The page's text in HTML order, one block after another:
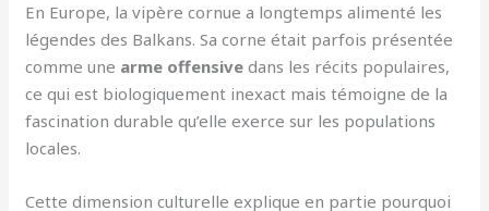
En Europe, la vipère cornue a longtemps alimenté les
légendes des Balkans. Sa corne était parfois présentée
comme une arme offensive dans les récits populaires,
ce qui est biologiquement inexact mais témoigne de la
fascination durable qu’elle exerce sur les populations
locales.
Cette dimension culturelle explique en partie pourquoi